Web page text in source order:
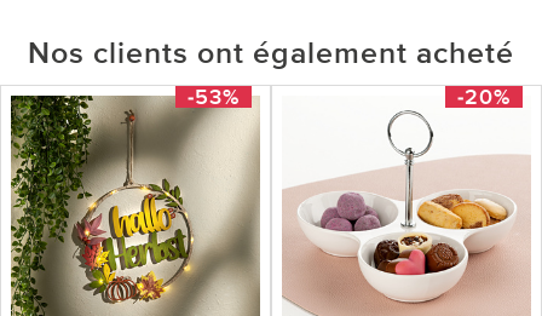
Nos clients ont également acheté
-53% -20%